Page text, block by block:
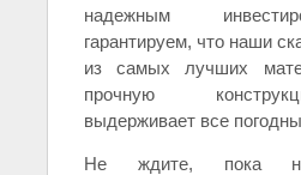
надежным
гарантируем, что наши
из самых лучших
прочную
выдерживает все
Не ждите, пока